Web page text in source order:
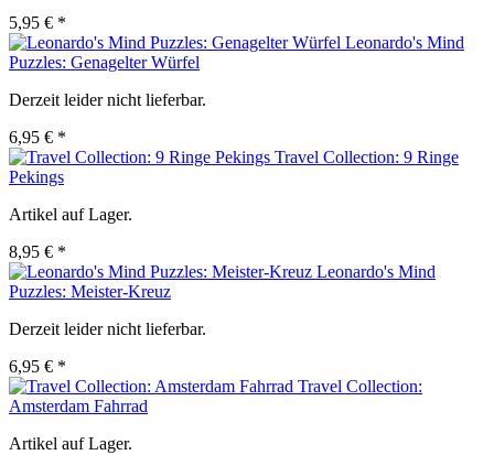
5,95 € *
Leonardo's Mind
Puzzles: Genagelter Würfel
Derzeit leider nicht lieferbar.
6,95 € *
Travel Collection: 9 Ringe
Pekings
Artikel auf Lager.
8,95 € *
Leonardo's Mind
Puzzles: Meister-Kreuz
Derzeit leider nicht lieferbar.
6,95 € *
Travel Collection:
Amsterdam Fahrrad
Artikel auf Lager.